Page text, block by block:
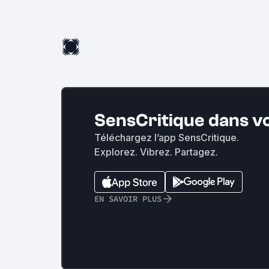
SensCritique dans
Téléchargez l’app SensCritique.
Explorez. Vibrez. Partagez.
EN SAVOIR PLUS